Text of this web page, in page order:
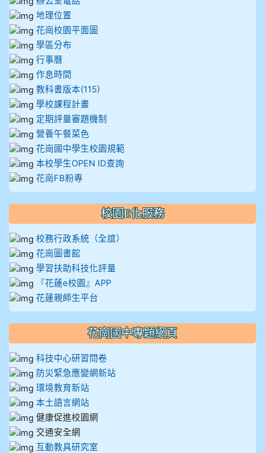
地理位置
花崗校園平面圖
學區分布
行事曆
作息時間
教科書版本(115)
學校課程計畫
定期評量審題機制
營養午餐菜色
花崗國中學生校園規範
本校學生OPEN ID查詢
花崗FB粉專
校園E化服務
校務行政系統（全誼）
花崗圖書館
學習扶助科技化評量
『花蓮e校園』APP
花蓮親師生平台
花崗國中專題網頁
科技中心研習問卷
防災緊急應變網新站
環境教育新站
本土語言網站
健康促進校園網
交通安全網
互動教具研究室